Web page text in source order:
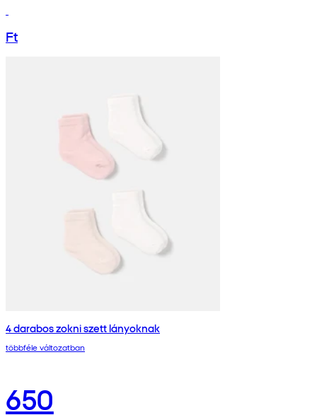
Ft
4 darabos zokni szett lányoknak
többféle változatban
650